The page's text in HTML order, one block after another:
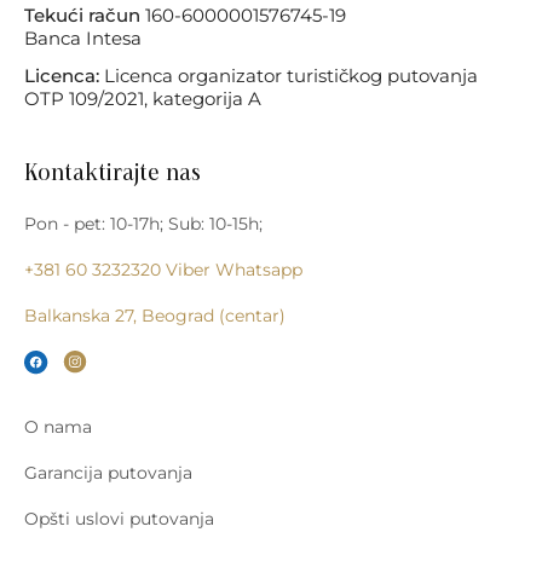
Tekući račun 160-6000001576745-19
Banca Intesa
Licenca: Licenca organizator turističkog putovanja
OTP 109/2021, kategorija A
Kontaktirajte nas
Pon - pet: 10-17h; Sub: 10-15h;
+381 60 3232320 Viber Whatsapp
Balkanska 27, Beograd (centar)
O nama
Garancija putovanja
Opšti uslovi putovanja